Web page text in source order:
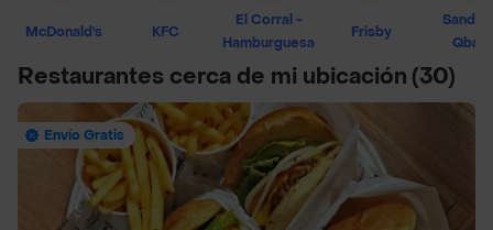
McDonald's KFC
El Corral -
Hamburguesa
Frisby
Restaurantes cerca de mi ubicación (30)
Envío Gratis